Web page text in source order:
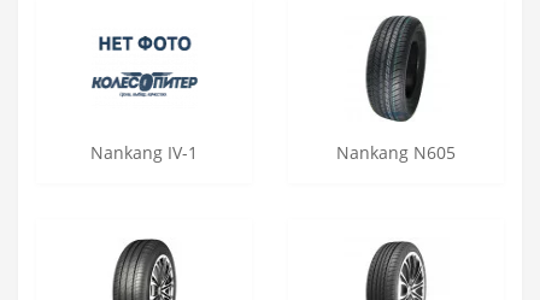
Nankang IV-1 Nankang N605